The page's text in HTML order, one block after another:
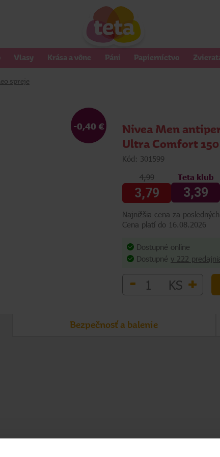
Vlasy Krása a vône Páni Papierníctvo
spreje
-0,40 €
Nivea Men
Ultra Comfort
Kód: 301599
4,99
3,79
Teta klub
3,39
Najnižšia cena za
Cena platí do 16.08.2026
Dostupné online
Dostupné v 222
- KS +
Bezpečnosť a balenie